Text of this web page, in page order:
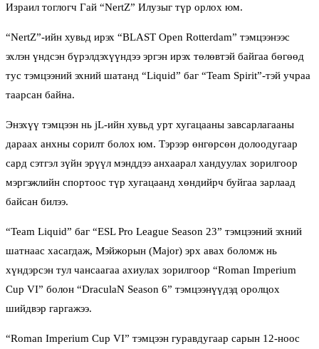
Израил тоглогч Гай “NertZ” Илузыг түр орлох юм.
“NertZ”-ийн хувьд ирэх “BLAST Open Rotterdam” тэмцээнээс
эхлэн үндсэн бүрэлдэхүүндээ эргэн ирэх төлөвтэй байгаа бөгөөд
тус тэмцээний эхний шатанд “Liquid” баг “Team Spirit”-тэй учраа
таарсан байна.
Энэхүү тэмцээн нь jL-ийн хувьд урт хугацааны завсарлагааны
дараах анхны сорилт болох юм. Тэрээр өнгөрсөн долоодугаар
сард сэтгэл зүйн эрүүл мэнддээ анхаарал хандуулах зорилгоор
мэргэжлийн спортоос түр хугацаанд хөндийрч буйгаа зарлаад
байсан билээ.
“Team Liquid” баг “ESL Pro League Season 23” тэмцээний эхний
шатнаас хасагдаж, Мэйжорын (Major) эрх авах боломж нь
хүндэрсэн тул чансаагаа ахиулах зорилгоор “Roman Imperium
Cup VI” болон “DraculaN Season 6” тэмцээнүүдэд оролцох
шийдвэр гаргажээ.
“Roman Imperium Cup VI” тэмцээн гуравдугаар сарын 12-ноос